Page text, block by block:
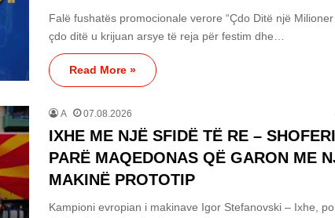
Falë fushatës promocionale verore “Çdo Ditë një Milioner
çdo ditë u krijuan arsye të reja për festim dhe…
Read More »
A 07.08.2026
IXHE ME NJË SFIDË TË RE –
PARË MAQEDONAS QË GARON ME
MAKINË PROTOTIP
Kampioni evropian i makinave Igor Stefanovski – Ixhe,